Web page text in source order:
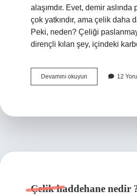
alaşımdır. Evet, demir aslında
çok yatkındır, ama çelik daha
Peki, neden? Çeliği
dirençli kılan şey, içindeki
Devamını okuyun
yağmurda
12
Çelik haddehane nedir